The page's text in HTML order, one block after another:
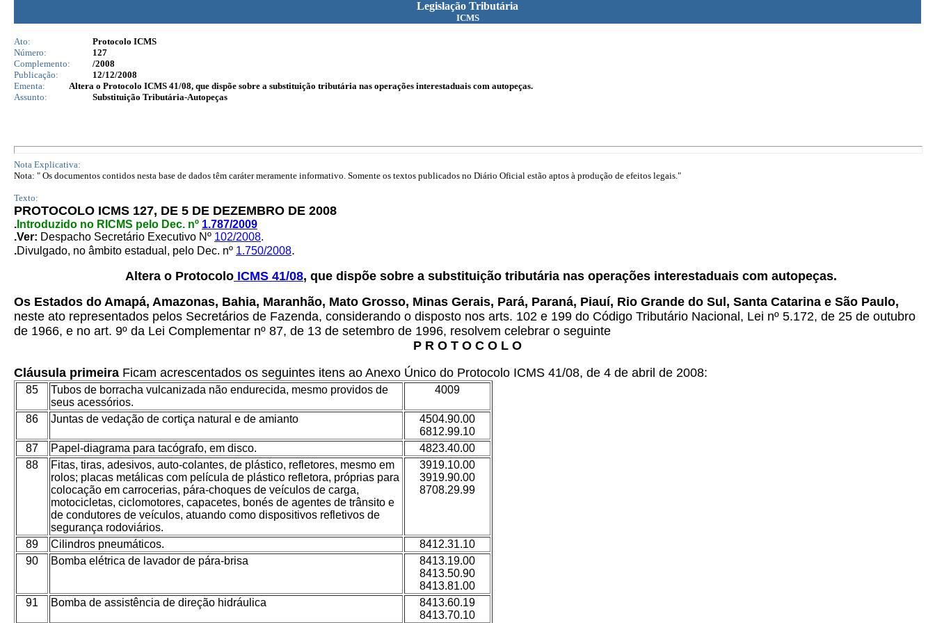
Legislação Tributária
ICMS
Ato:
Protocolo ICMS
Número:
127
Complemento:
/2008
Publicação:
12/12/2008
Ementa:
Altera o Protocolo ICMS 41/08, que dispõe sobre a substituição tributária nas operações interestaduais com autopeças.
Assunto:
Substituição Tributária-Autopeças
Nota Explicativa:
Nota: " Os documentos contidos nesta base de dados têm caráter meramente informativo. Somente os textos publicados no Diário Oficial estão aptos à produção de efeitos legais."
Texto:
PROTOCOLO ICMS 127, DE 5 DE DEZEMBRO DE 2008
. Introduzido no RICMS pelo Dec. nº 1.787/2009
.Ver: Despacho Secretário Executivo Nº 102/2008.
.Divulgado, no âmbito estadual, pelo Dec. nº 1.750/2008.
Altera o Protocolo ICMS 41/08, que dispõe sobre a substituição tributária nas operações interestaduais com autopeças.
Os Estados do Amapá, Amazonas, Bahia, Maranhão, Mato Grosso, Minas Gerais, Pará, Paraná, Piauí, Rio Grande do Sul, Santa Catarina e São Paulo,
neste ato representados pelos Secretários de Fazenda, considerando o disposto nos arts. 102 e 199 do Código Tributário Nacional, Lei nº 5.172, de 25 de outubro
de 1966, e no art. 9º da Lei Complementar nº 87, de 13 de setembro de 1996, resolvem celebrar o seguinte
P R O T O C O L O
Cláusula primeira Ficam acrescentados os seguintes itens ao Anexo Único do Protocolo ICMS 41/08, de 4 de abril de 2008:
85
Tubos de borracha vulcanizada não endurecida, mesmo providos de
seus acessórios.
4009
86 Juntas de vedação de cortiça natural e de amianto
4504.90.00
6812.99.10
87
Papel-diagrama para tacógrafo, em disco.
4823.40.00
88
Fitas, tiras, adesivos, auto-colantes, de plástico, refletores, mesmo em
rolos; placas metálicas com película de plástico refletora, próprias para
colocação em carrocerias, pára-choques de veículos de carga,
motocicletas, ciclomotores, capacetes, bonés de agentes de trânsito e
de condutores de veículos, atuando como dispositivos refletivos de
segurança rodoviários.
3919.10.00
3919.90.00
8708.29.99
89 Cilindros pneumáticos.
8412.31.10
90
Bomba elétrica de lavador de pára-brisa
8413.19.00
8413.50.90
8413.81.00
91
Bomba de assistência de direção hidráulica
8413.60.19
8413.70.10